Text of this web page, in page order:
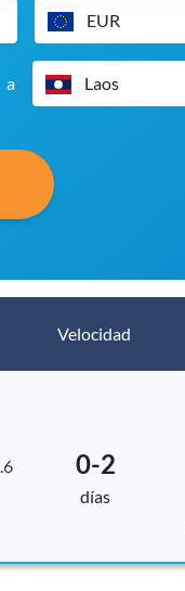
EUR
a Laos
Velocidad
0-2
días